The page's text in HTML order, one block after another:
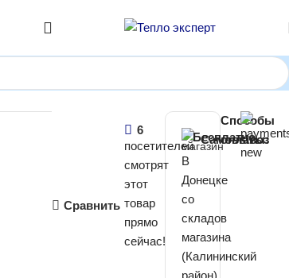
Сравнить
6
посетителей
смотрят
этот
товар
прямо
сейчас!
Самовывоз
В
Донецке
со
складов
магазина
(Калининский
район)
Бесплатно
Способы
оплаты: